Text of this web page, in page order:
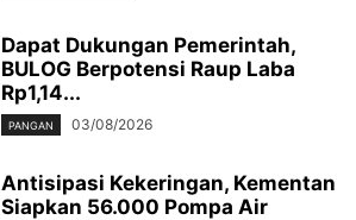
Dapat Dukungan Pemerintah,
BULOG Berpotensi Raup Laba
Rp1,14...
PANGAN 03/08/2026
Antisipasi Kekeringan, Kementan
Siapkan 56.000 Pompa Air